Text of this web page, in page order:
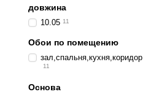
довжина
10.05 11
Обои по помещению
зал,спальня,кухня,коридор
11
Основа